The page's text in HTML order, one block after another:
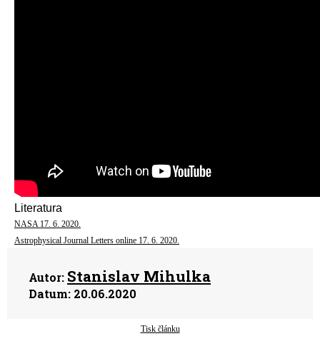
Literatura
NASA 17. 6. 2020.
Astrophysical Journal Letters online 17. 6. 2020.
Autor: Stanislav Mihulka
Datum: 20.06.2020
Tisk článku